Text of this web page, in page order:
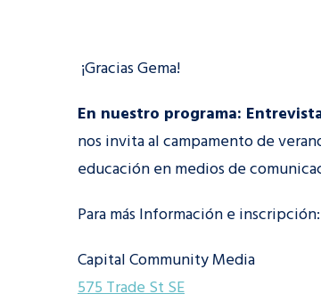
¡Gracias Gema!
En nuestro programa:
nos invita al campamento de
educación en medios de
Para más Información e
Capital Community Media
575 Trade St SE